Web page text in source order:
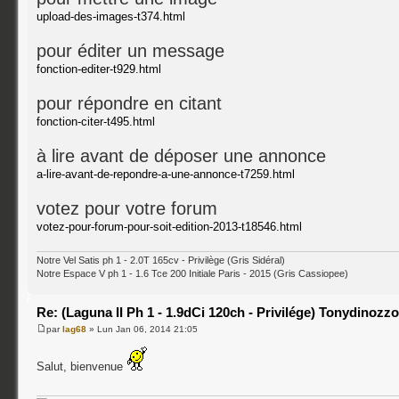
upload-des-images-t374.html
pour éditer un message
fonction-editer-t929.html
pour répondre en citant
fonction-citer-t495.html
à lire avant de déposer une annonce
a-lire-avant-de-repondre-a-une-annonce-t7259.html
votez pour votre forum
votez-pour-forum-pour-soit-edition-2013-t18546.html
Notre Vel Satis ph 1 - 2.0T 165cv - Privilège (Gris Sidéral)
Notre Espace V ph 1 - 1.6 Tce 200 Initiale Paris - 2015 (Gris Cassiopee)
Re: (Laguna II Ph 1 - 1.9dCi 120ch - Privilége) Tonydinozzo
parlag68 » Lun Jan 06, 2014 21:05
Salut, bienvenue